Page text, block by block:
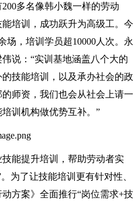
多名像韩小魏一样的劳动
培训，成功跃升为高级工。今
场，培训学员超10000人次。永
说：“实训基地涵盖八个大的
技能培训，以及承办社会的政
师资，我们也会从社会上请一
训机构做优势互补。”
能提升培训，帮助劳动者实
为了让技能培训更有针对性、
方案》全面推行“岗位需求+技